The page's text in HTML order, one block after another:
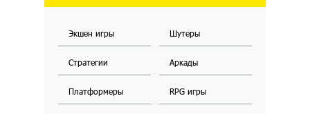
Экшен игры Шутеры
Стратегии Аркады
Платформеры RPG игры